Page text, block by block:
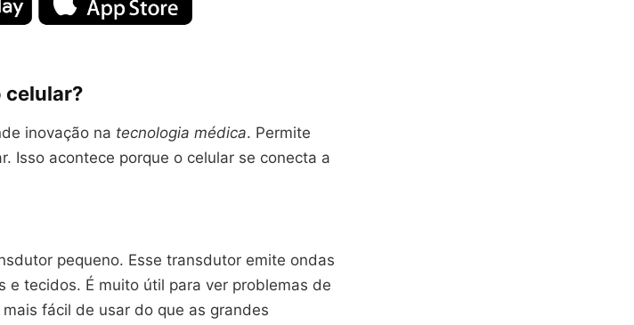
celular?
inovação na tecnologia médica. Permite
Isso acontece porque o celular se conecta a
pequeno. Esse transdutor emite ondas
e tecidos. É muito útil para ver problemas de
fácil de usar do que as grandes